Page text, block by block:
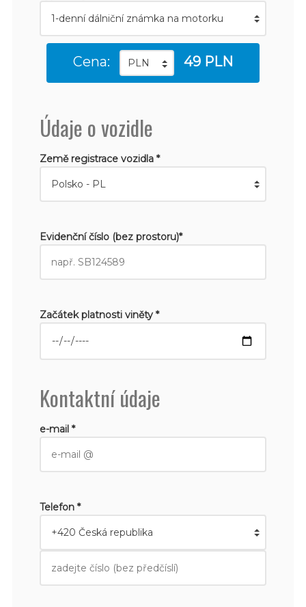
Cena: 49 PLN
Údaje o vozidle
Země registrace vozidla *
Evidenční číslo (bez prostoru)*
Začátek platnosti viněty *
Kontaktní údaje
e-mail *
Telefon *